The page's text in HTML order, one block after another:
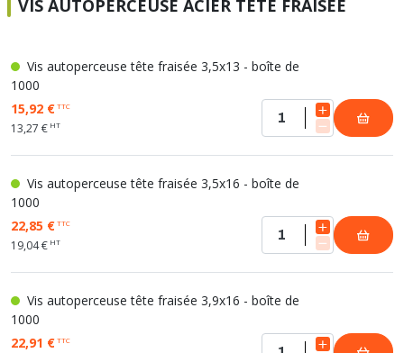
VIS AUTOPERCEUSE ACIER TÊTE FRAISÉE
Vis autoperceuse tête fraisée 3,5x13 - boîte de
1000
15,92 €TTC
13,27 € HT
Vis autoperceuse tête fraisée 3,5x16 - boîte de
1000
22,85 €TTC
19,04 € HT
Vis autoperceuse tête fraisée 3,9x16 - boîte de
1000
22,91 €TTC